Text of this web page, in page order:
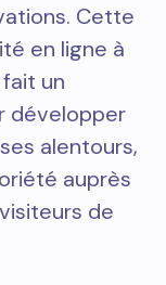
Cette
en ligne à
un
développer
alentours,
auprès
de